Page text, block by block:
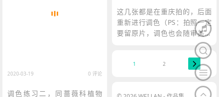
这几张都是在重庆拍的，后面
重新进行调色（PS：拍照一定
要留原片，调色也会随审美而
2020-03-19 0 评论
调色练习二，同蔷薇科植物
1 2